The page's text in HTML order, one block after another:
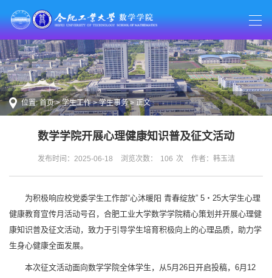
位置:首页>学生工作>学生事务> 正文
数学学院开展心理健康知识普及征文活动
发布时间：2025-06-18 浏览次数： 106 次 作者：韩玉洁
为积极响应校党委学生工作部“心沐暖阳 青春绽放” 5・25大学生心理
健康教育宣传月活动号召，合肥工业大学数学学院精心策划并开展心理健
康知识普及征文活动，致力于引导学生培育积极向上的心理品质，助力学
生身心健康全面发展。
本次征文活动面向数学学院全体学生，从5月26日开启投稿，6月12